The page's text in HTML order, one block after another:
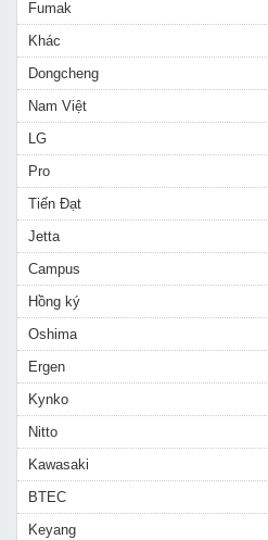
Fumak
Khác
Dongcheng
Nam Việt
LG
Pro
Tiến Đạt
Jetta
Campus
Hồng ký
Oshima
Ergen
Kynko
Nitto
Kawasaki
BTEC
Keyang